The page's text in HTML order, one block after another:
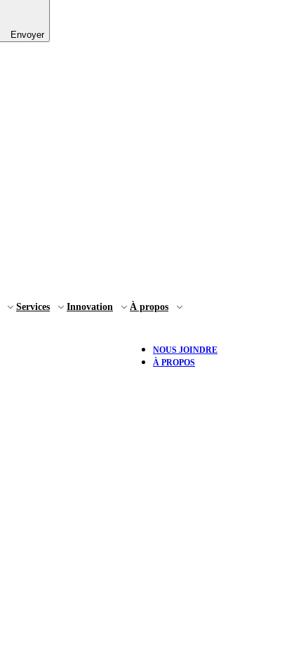
Envoyer
Services Innovation À propos
NOUS JOINDRE
À PROPOS